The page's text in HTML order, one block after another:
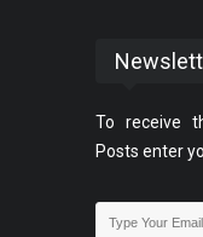
To receive
Posts enter